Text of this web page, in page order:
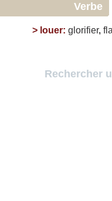
Verbe
> louer: glorifier,
Rechercher